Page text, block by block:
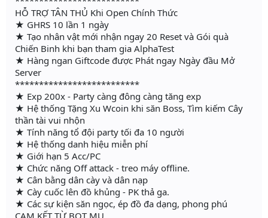
HỖ TRỢ TÂN THỦ Khi Open Chính Thức
★ GHRS 10 lần 1 ngày
★ Tạo nhân vật mới nhận ngay 20 Reset và Gói quà
Chiến Binh khi bạn tham gia AlphaTest
★ Hàng ngan Giftcode được Phát ngay Ngày đầu Mở
Server
**************************
★ Exp 200x - Party càng đông càng tăng exp
★ Hệ thống Tặng Xu Wcoin khi săn Boss, Tìm kiếm Cây
thần tài vui nhộn
★ Tính năng tổ đội party tối đa 10 người
★ Hệ thống danh hiệu miễn phí
★ Giới hạn 5 Acc/PC
★ Chức năng Off attack - treo máy offline.
★ Cân bằng dân cày và dân nạp
★ Cày cuốc lên đồ khủng - PK thả ga.
★ Các sự kiện săn ngọc, ép đồ đa dạng, phong phú